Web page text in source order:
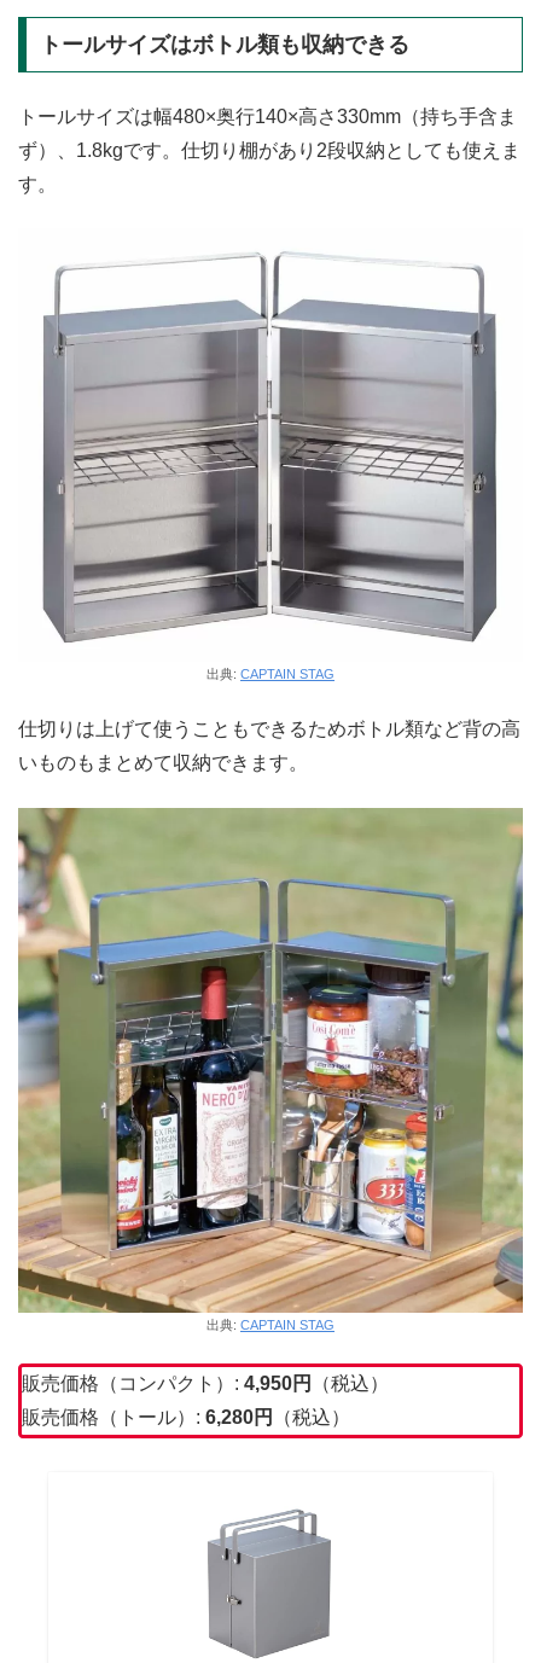
トールサイズはボトル類も収納できる
トールサイズは幅480×奥行140×高さ330mm（持ち手含ま
ず）、1.8kgです。仕切り棚があり2段収納としても使えま
す。
出典: CAPTAIN STAG
仕切りは上げて使うこともできるためボトル類など背の高
いものもまとめて収納できます。
出典: CAPTAIN STAG
販売価格（コンパクト）: 4,950円
（税込）
販売価格（トール）: 6,280円 （税込）